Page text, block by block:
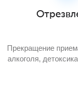
Прекращение
алкоголя,